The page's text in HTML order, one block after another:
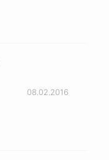
08.02.2016